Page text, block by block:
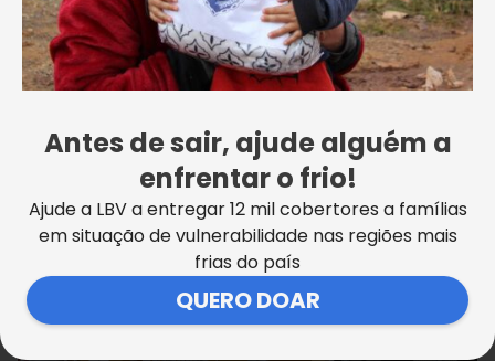
Antes de sair, ajude alguém a
enfrentar o frio!
Ajude a LBV a entregar 12 mil cobertores a famílias
em situação de vulnerabilidade nas regiões mais
frias do país
QUERO DOAR